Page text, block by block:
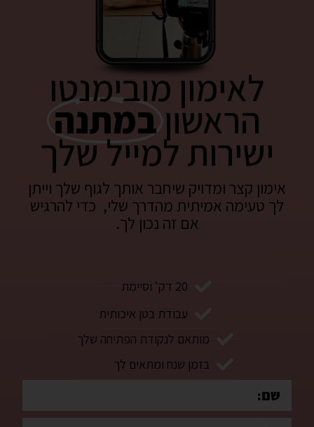
לאימון מובימנטו
הראשון במתנה
ישירות למייל שלך
אימון קצר ומדויק שיחבר אותך לגוף שלך וייתן
לך טעימה אמיתית מהדרך שלי, כדי להרגיש
אם זה נכון לך.
20 דק' וסיימת
עבודת בטן איכותית
מותאם לנקודת הפתיחה שלך
בזמן שנח ומתאים לך